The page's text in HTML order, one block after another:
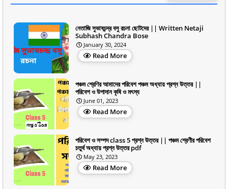
নেতাজি সুভাষচন্দ্র বসু রচনা ছোটদের || Written Netaji
Subhash Chandra Bose
January 30, 2024
Read More
পঞ্চম শ্রেণির আমাদের পরিবেশ পঞ্চম অধ্যায় প্রশ্ন উত্তর ||
পরিবেশ ও উপাদান কৃষি ও মৎস্য
June 01, 2023
Read More
পরিবেশ ও সম্পদ class 5 প্রশ্ন উত্তর || পঞ্চম শ্রেণীর পরিবেশ
চতুর্থ অধ্যায় প্রশ্ন উত্তর pdf
May 23, 2023
Read More